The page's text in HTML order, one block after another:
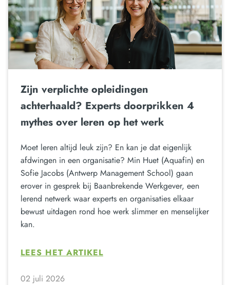
Zijn verplichte opleidingen
achterhaald? Experts doorprikken 4
mythes over leren op het werk
Moet leren altijd leuk zijn? En kan je dat eigenlijk
afdwingen in een organisatie? Min Huet (Aquafin) en
Sofie Jacobs (Antwerp Management School) gaan
erover in gesprek bij Baanbrekende Werkgever, een
lerend netwerk waar experts en organisaties elkaar
bewust uitdagen rond hoe werk slimmer en menselijker
kan.
LEES HET ARTIKEL
02 juli 2026